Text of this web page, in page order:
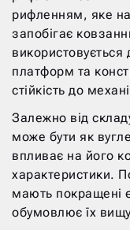
рифленням, яке
запобігає
використовується
платформ та
стійкість до
Залежно від
може бути як
впливає на його
характеристики.
мають покращені
обумовлює їх вищу